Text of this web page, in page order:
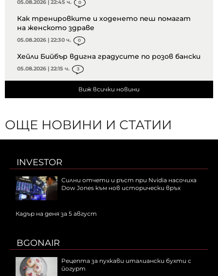
05.08.2026 | 22:45 ч. 0
Как тренировките и ходенето пеш помагат
на женското здраве
05.08.2026 | 22:30 ч. 0
Хейли Бийбър вдигна градусите по розов бански
05.08.2026 | 22:15 ч. 3
Виж всички новини
ОЩЕ НОВИНИ И СТАТИИ
INVESTOR
Силни отчети и ръст при Nvidia насочиха
Dow Jones към нов исторически връх
Кадър на деня за 5 август
BGONAIR
Рецепта за пухкави италиански бухти с
йогурт